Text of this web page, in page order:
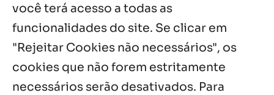
você terá acesso a todas as
funcionalidades do site. Se clicar em
"Rejeitar Cookies não necessários", os
cookies que não forem estritamente
necessários serão desativados. Para
Fazenda Dom Mário comemora 5 anos
com testemunhos e missa em São
Cristóvão
5 ago, 2026
Notícias por Categoria